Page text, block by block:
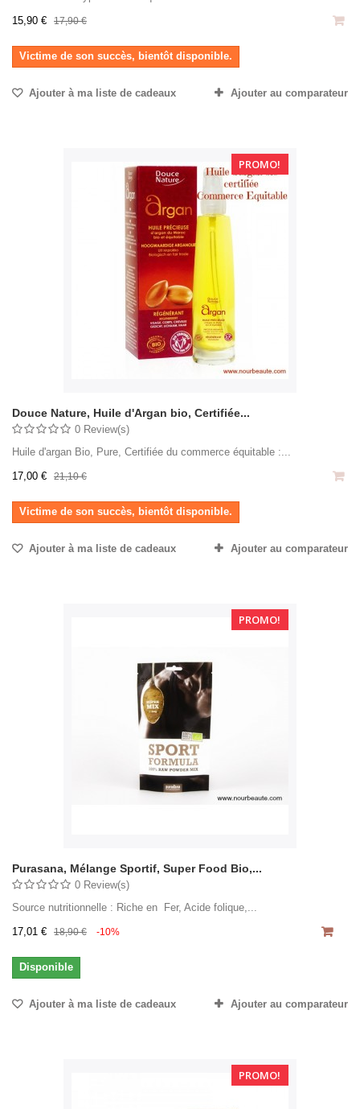
15,90 €
17,90 €
Victime de son succès, bientôt disponible.
Ajouter à ma liste de cadeaux Ajouter au comparateur
PROMO!
Douce Nature, Huile d'Argan bio, Certifiée...
0 Review(s)
Huile d'argan Bio, Pure, Certifiée du commerce équitable :...
17,00 €
21,10 €
Victime de son succès, bientôt disponible.
Ajouter à ma liste de cadeaux Ajouter au comparateur
PROMO!
Purasana, Mélange Sportif, Super Food Bio,...
0 Review(s)
Source nutritionnelle : Riche en Fer, Acide folique,...
17,01 €
18,90 € -10%
Disponible
Ajouter à ma liste de cadeaux Ajouter au comparateur
PROMO!